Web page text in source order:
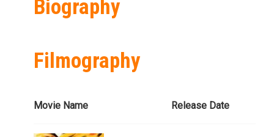
Biography
Filmography
Movie Name Release Date